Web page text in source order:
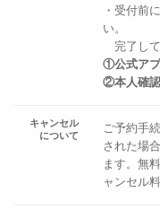
・受付前
い。
完了して
①公式ア
②本人確
キャンセル
について
ご予約手
された場
ます。無
ャンセル